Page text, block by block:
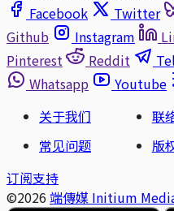
Facebook
Twitter
Github
Instagram
Pinterest
Reddit
Whatsapp
Youtube
关于我们
联
常见问题
版
订阅支持
©2026 端傳媒 Initium